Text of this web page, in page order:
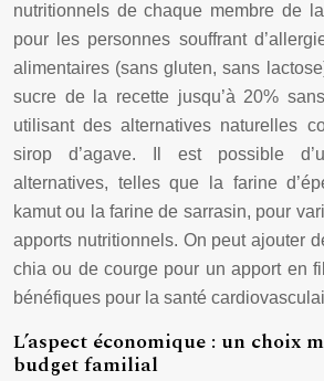
nutritionnels de chaque membre de
pour les personnes souffrant
alimentaires (sans gluten, sans
sucre de la recette jusqu’à 20%
utilisant des alternatives naturelles
sirop d’agave. Il est possible
alternatives, telles que la farine
kamut ou la farine de sarrasin, pour
apports nutritionnels. On peut ajouter
chia ou de courge pour un apport en
bénéfiques pour la santé
L’aspect économique : un choix
budget familial